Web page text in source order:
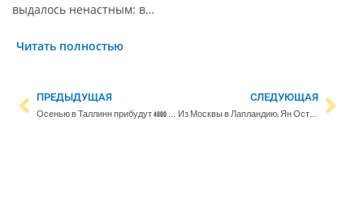
выдалось ненастным: в…
Читать полностью
ПРЕДЫДУЩАЯ
Осенью в Таллинн прибудут 4000 лидеров оборонной сферы
СЛЕДУЮЩАЯ
Из Москвы в Лапландию: Ян Острый срочно переехал в Финляндию, чтобы избежать платы за обучение